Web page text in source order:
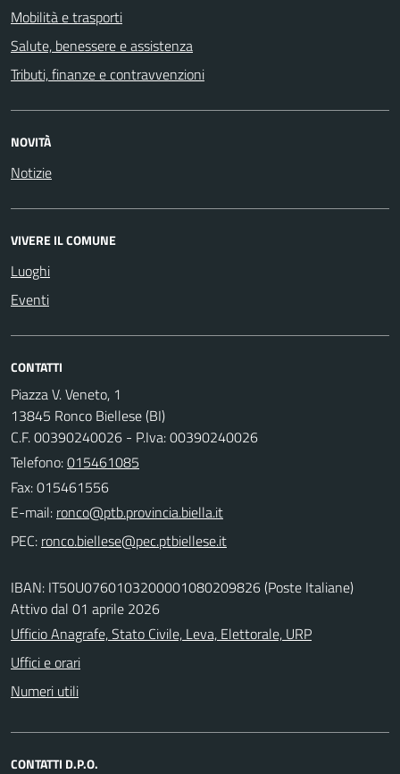
Mobilità e trasporti
Salute, benessere e assistenza
Tributi, finanze e contravvenzioni
NOVITÀ
Notizie
VIVERE IL COMUNE
Luoghi
Eventi
CONTATTI
Piazza V. Veneto, 1
13845 Ronco Biellese (BI)
C.F. 00390240026 - P.Iva: 00390240026
Telefono:015461085
Fax: 015461556
E-mail:
PEC:
IBAN: IT50U0760103200001080209826 (Poste Italiane)
Attivo dal 01 aprile 2026
Ufficio Anagrafe, Stato Civile, Leva, Elettorale, URP
Uffici e orari
Numeri utili
CONTATTI D.P.O.